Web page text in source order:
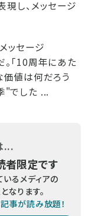
現し、メッセージ
ッセージ
「10周年にあた
価値は何だろう
"でした ...
...
者限定です
いるメディアの
なります。
記事が読み放題！